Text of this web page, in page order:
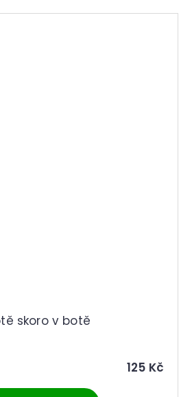
skoro v botě
125 Kč